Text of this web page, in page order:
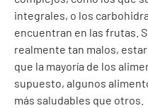
integrales, o los
encuentran en las frutas.
realmente tan malos,
que la mayoría de los
supuesto, algunos
más saludables que otros.